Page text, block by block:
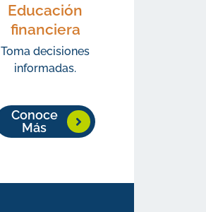
Educación
financiera
Toma decisiones
informadas.
Conoce
Más